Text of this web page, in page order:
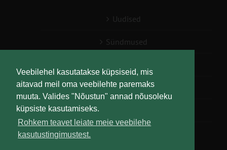
Veebilehel kasutatakse küpsiseid, mis
aitavad meil oma veebilehte paremaks
muuta. Valides "Nõustun" annad nõusoleku
küpsiste kasutamiseks.
Rohkem teavet leiate meie veebilehe
kasutustingimustest.
Uudised
Sündmused
Teabesalv
Liitu uudiskirjaga